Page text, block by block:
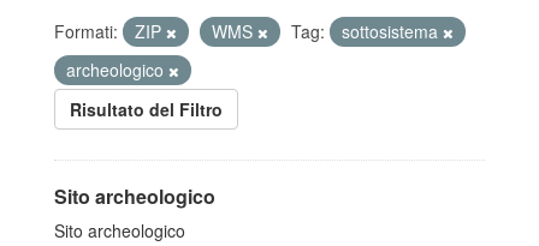
Formati: ZIP WMS Tag:
sottosistema
archeologico
Risultato del Filtro
Sito archeologico
Sito archeologico